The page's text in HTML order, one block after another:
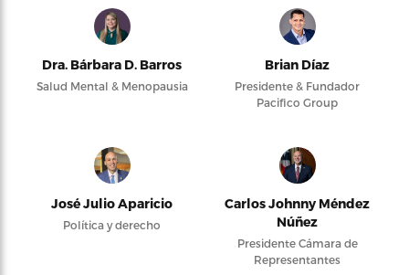
Dra. Bárbara D. Barros
Salud Mental & Menopausia
Brian Díaz
Presidente & Fundador
Pacifico Group
José Julio Aparicio
Política y derecho
Carlos Johnny Méndez
Núñez
Presidente Cámara de
Representantes